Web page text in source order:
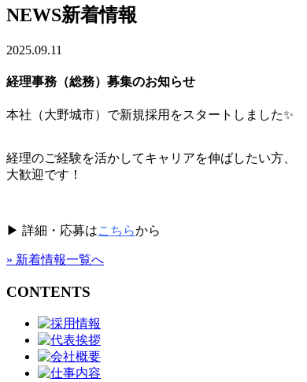
NEWS新着情報
2025.09.11
経理事務（総務）募集のお知らせ
本社（大野城市）で新規採用をスタートしました✨
経理のご経験を活かしてキャリアを伸ばしたい方、
大歓迎です！
▶︎ 詳細・応募はこちらから
» 新着情報一覧へ
CONTENTS